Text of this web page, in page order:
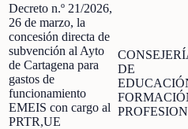
Decreto n.º 21/2026,
26 de marzo, la
concesión directa de
subvención al Ayto
de Cartagena para
gastos de
funcionamiento
EMEIS con cargo al
PRTR,UE
DE